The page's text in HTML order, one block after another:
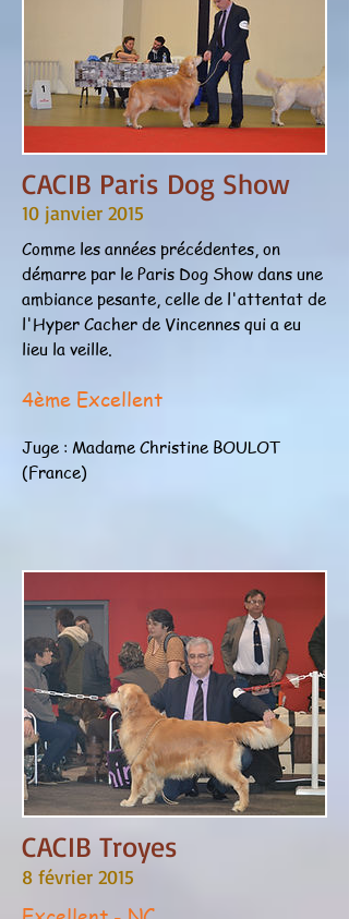
CACIB Paris Dog Show
10 janvier 2015
Comme les années précédentes, on
démarre par le Paris Dog Show dans une
ambiance pesante, celle de l'attentat de
l'Hyper Cacher de Vincennes qui a eu
lieu la veille.
4ème Excellent
Juge : Madame Christine BOULOT
(France)
CACIB Troyes
8 février 2015